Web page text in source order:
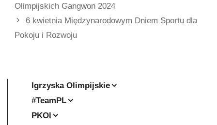
Olimpijskich Gangwon 2024
6 kwietnia Międzynarodowym Dniem Sportu dla
Pokoju i Rozwoju
Igrzyska Olimpijskie
#TeamPL
PKOl